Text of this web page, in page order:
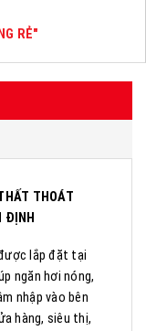
RẺ"
THOÁT
ĐỊNH
lắp đặt tại
ngăn hơi nóng,
nhập vào bên
hàng, siêu thị,